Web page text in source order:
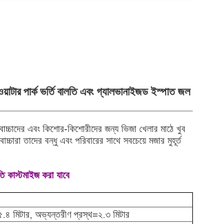
পার্ক ভর্তি বালতি এবং গ্যালভানাইজড ইস্পাত জল
এবং কিশোর-কিশোরীদের জন্য ভিজা খেলার মাঠে খুব
তাদের বন্ধু এবং পরিবারের সাথে সবচেয়ে মজার মুহূর্ত
করা যাবে
মিটার, অভ্যন্তরীণ প্রস্থ=২.৩ মিটার